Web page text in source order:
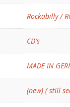
Rockabilly /
CD's
MADE IN
(new) ( still